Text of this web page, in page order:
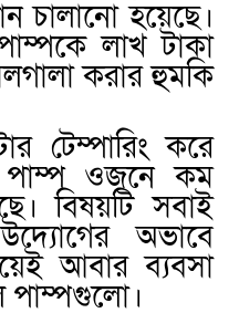
চালানো হয়েছে।
লাখ টাকা
করার হুমকি
টেম্পারিং করে
পাম্প ওজনে কম
বিষয়টি সবাই
অভাবে
আবার ব্যবসা
পাম্পগুলো।